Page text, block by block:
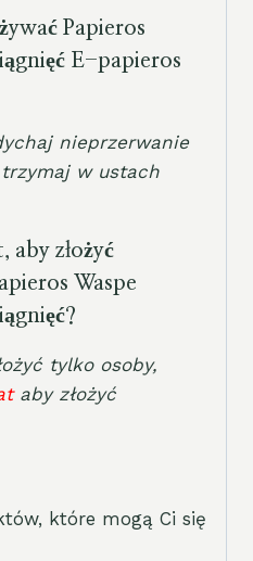
Papieros
E-papieros
nieprzerwanie
w ustach
aby złożyć
Waspe
tylko osoby,
aby złożyć
które mogą Ci się